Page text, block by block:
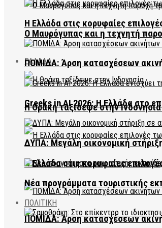
Ο Μαυρόγυπας και η τεχνητή
ΕΛΛΑΔΑ
Η Θράκη ταξίδεψε στην
Η Ελλάδα στις κορυφαίες
ΠΟΜΙΔΑ: Άρση κατασχέσεων
Η Ελλάδα στις κορυφαίες
ΠΟΜΙΔΑ: Άρση κατασχέσεων
Greeks in AI 2026: Η Ελλάδα στο
ΔΥΠΑ: Μεγάλη οικονομική
Νέα προγράμματα τουριστικής
ΠΟΛΙΤΙΚΗ